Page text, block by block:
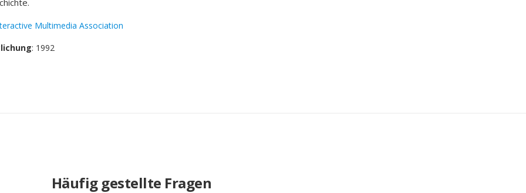
Multimedia Association
: 1992
Häufig gestellte Fragen